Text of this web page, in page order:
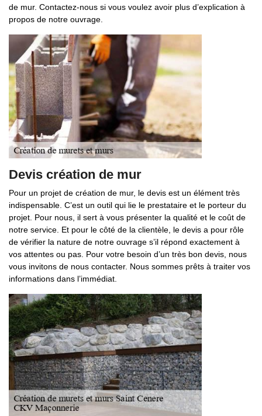
de mur. Contactez-nous si vous voulez avoir plus d’explication à
propos de notre ouvrage.
Devis création de mur
Pour un projet de création de mur, le devis est un élément très
indispensable. C’est un outil qui lie le prestataire et le porteur du
projet. Pour nous, il sert à vous présenter la qualité et le coût de
notre service. Et pour le côté de la clientèle, le devis a pour rôle
de vérifier la nature de notre ouvrage s’il répond exactement à
vos attentes ou pas. Pour votre besoin d’un très bon devis, nous
vous invitons de nous contacter. Nous sommes prêts à traiter vos
informations dans l’immédiat.